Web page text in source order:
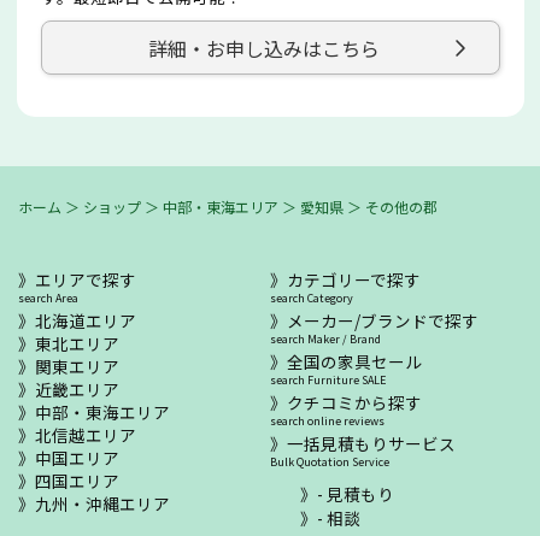
詳細・お申し込みはこちら
ホーム ＞ ショップ ＞ 中部・東海エリア ＞ 愛知県 ＞ その他の郡
エリアで探す
search Area
北海道エリア
東北エリア
関東エリア
近畿エリア
中部・東海エリア
北信越エリア
中国エリア
四国エリア
九州・沖縄エリア
カテゴリーで探す
search Category
メーカー/ブランドで探す
search Maker / Brand
全国の家具セール
search Furniture SALE
クチコミから探す
search online reviews
一括見積もりサービス
Bulk Quotation Service
- 見積もり
- 相談